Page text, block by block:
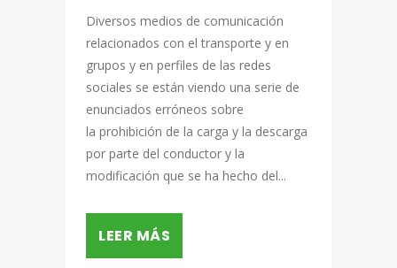
Diversos medios de comunicación
relacionados con el transporte y en
grupos y en perfiles de las redes
sociales se están viendo una serie de
enunciados erróneos sobre
la prohibición de la carga y la descarga
por parte del conductor y la
modificación que se ha hecho del...
LEER MÁS